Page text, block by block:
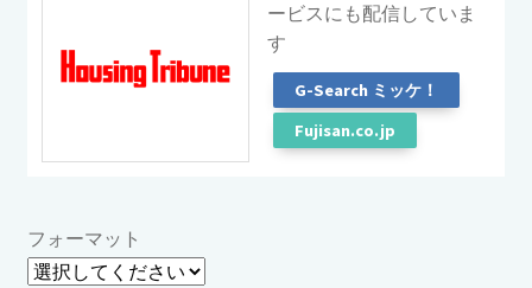
ービスにも配信していま
す
G-Search ミッケ！
Fujisan.co.jp
フォーマット